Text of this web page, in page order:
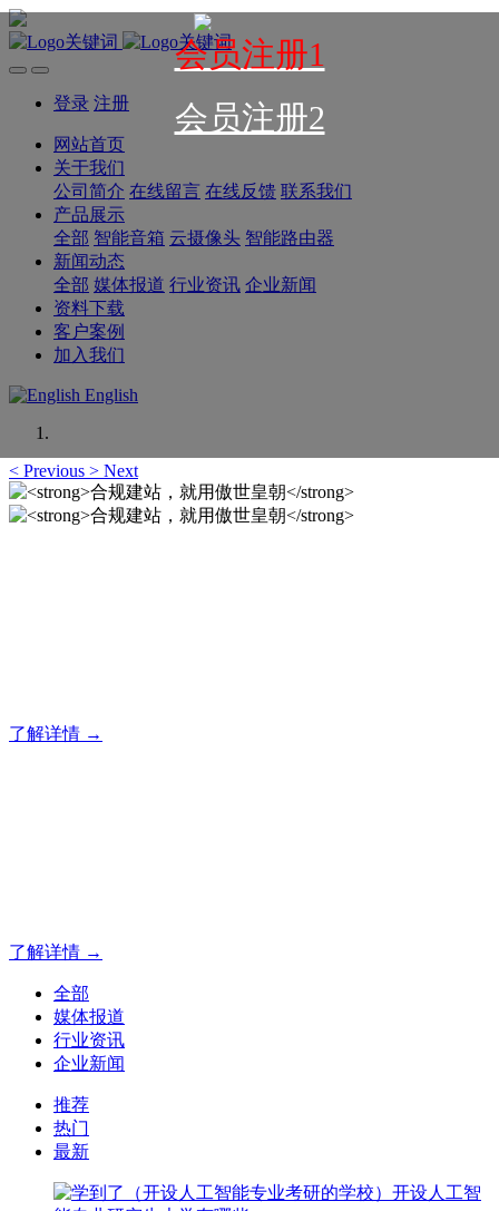
会员注册1
会员注册2
登录 注册
网站首页
关于我们
公司简介 在线留言 在线反馈 联系我们
产品展示
全部 智能音箱 云摄像头 智能路由器
新闻动态
全部 媒体报道 行业资讯 企业新闻
资料下载
客户案例
加入我们
English
< Previous > Next
了解详情 →
了解详情 →
全部
媒体报道
行业资讯
企业新闻
推荐
热门
最新